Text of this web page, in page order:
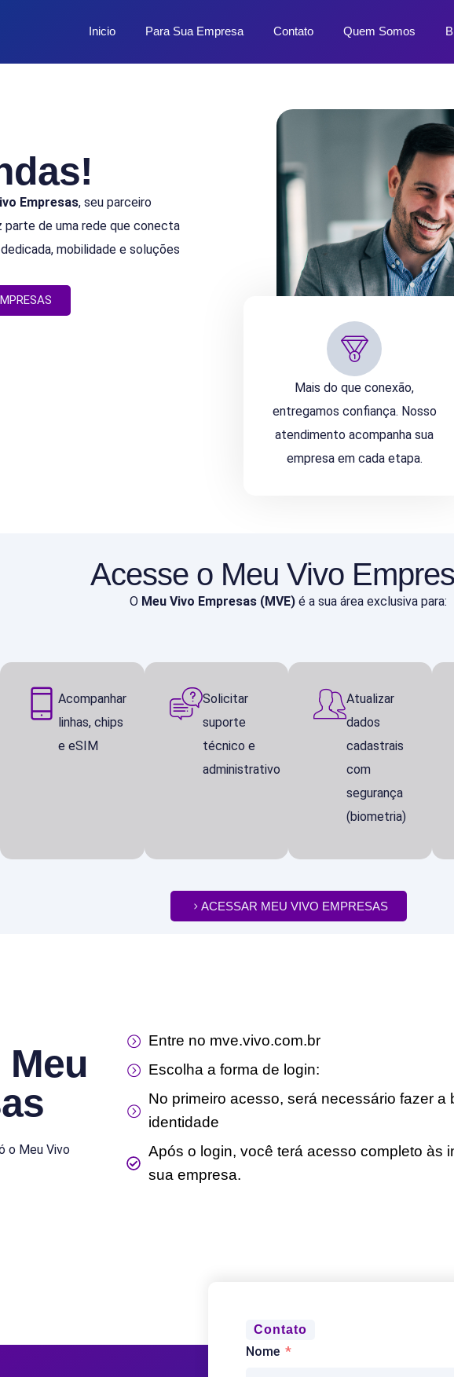
Inicio Para Sua Empresa Contato Quem Somos
Empresas, seu parceiro
de uma rede que conecta
mobilidade e soluções
Mais do que conexão,
entregamos confiança. Nosso
atendimento acompanha sua
empresa em cada etapa.
Acesse o Meu Vivo
O Meu Vivo Empresas (MVE) é a sua área exclusiva para:
Acompanhar
linhas, chips
e eSIM
Solicitar
suporte
técnico e
administrativo
Atualizar
dados
cadastrais
com
segurança
(biometria)
ACESSAR MEU VIVO EMPRESAS
o Meu Vivo
Entre no mve.vivo.com.br
Escolha a forma de login:
No primeiro acesso, será necessário fazer a
identidade
Após o login, você terá acesso completo às
sua empresa.
Contato
Nome